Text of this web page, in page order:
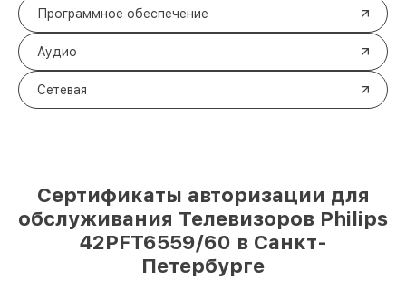
Программное обеспечение
Аудио
Сетевая
Сертификаты авторизации для
обслуживания Телевизоров Philips
42PFT6559/60 в Санкт-
Петербурге